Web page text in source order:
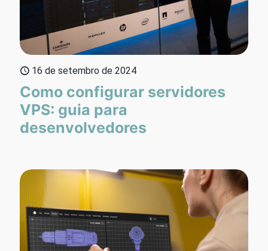
16 de setembro de 2024
Como configurar servidores
VPS: guia para
desenvolvedores